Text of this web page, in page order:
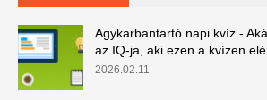
Agykarbantartó napi kvíz -
az IQ-ja, aki ezen a kvízen
2026.02.11